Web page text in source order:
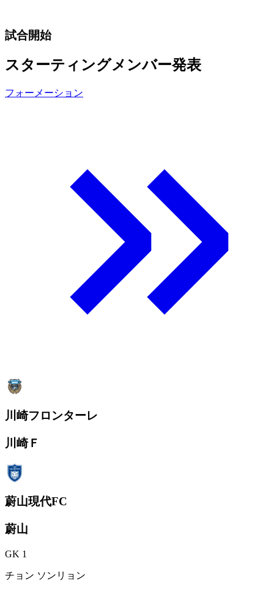
試合開始
スターティングメンバー発表
フォーメーション
川崎フロンターレ
川崎Ｆ
蔚山現代FC
蔚山
GK 1
チョン ソンリョン